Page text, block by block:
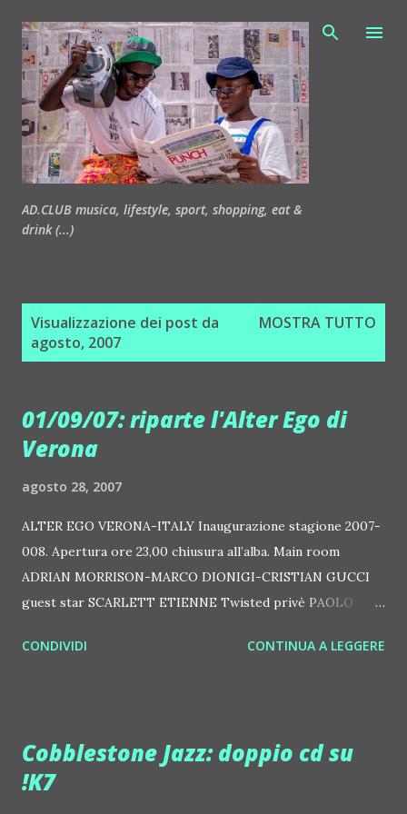
Passa ai contenuti principali
AD.CLUB musica, lifestyle, sport, shopping, eat &
drink (...)
Visualizzazione dei post da
agosto, 2007
MOSTRA TUTTO
01/09/07: riparte l'Alter Ego di
Verona
agosto 28, 2007
ALTER EGO VERONA-ITALY Inaugurazione stagione 2007-
008. Apertura ore 23,00 chiusura all’alba. Main room
ADRIAN MORRISON-MARCO DIONIGI-CRISTIAN GUCCI
guest star SCARLETT ETIENNE Twisted privè PAOLO
Huntemann è uno dei più attivi DJ-producers tedeschi del
fatto di novità e tendenza. Inizia così a darsi all'arte del
mixing e a suonare alle sue prime feste. Nel frattempo,
CONDIVIDI CONTINUA A LEGGERE
Cobblestone Jazz: doppio cd su
!K7